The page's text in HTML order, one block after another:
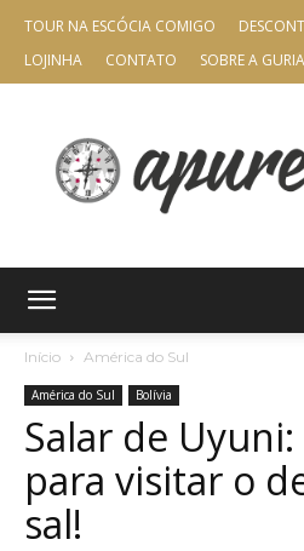
TOUR NA ESCÓCIA COMIGO
LOJINHA
CONTATO SOBRE A GURIA
Início América do Sul
América do Sul Bolívia
Salar de
para visitar o
sal!